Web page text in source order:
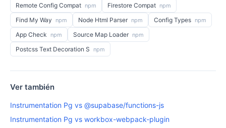
Remote Config Compat npm Firestore Compat npm
Find My Way npm Node Html Parser npm Config Types npm
App Check npm Source Map Loader npm
Postcss Text Decoration S npm
Ver también
Instrumentation Pg vs @supabase/functions-js
Instrumentation Pg vs workbox-webpack-plugin